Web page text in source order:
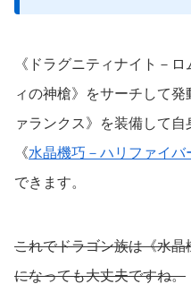
《ドラグニティナイト－
ィの神槍》をサーチして
ァランクス》を装備して自
《水晶機巧－ハリファイバ
できます。
これでドラゴン族は《水
になっても大丈夫ですね。